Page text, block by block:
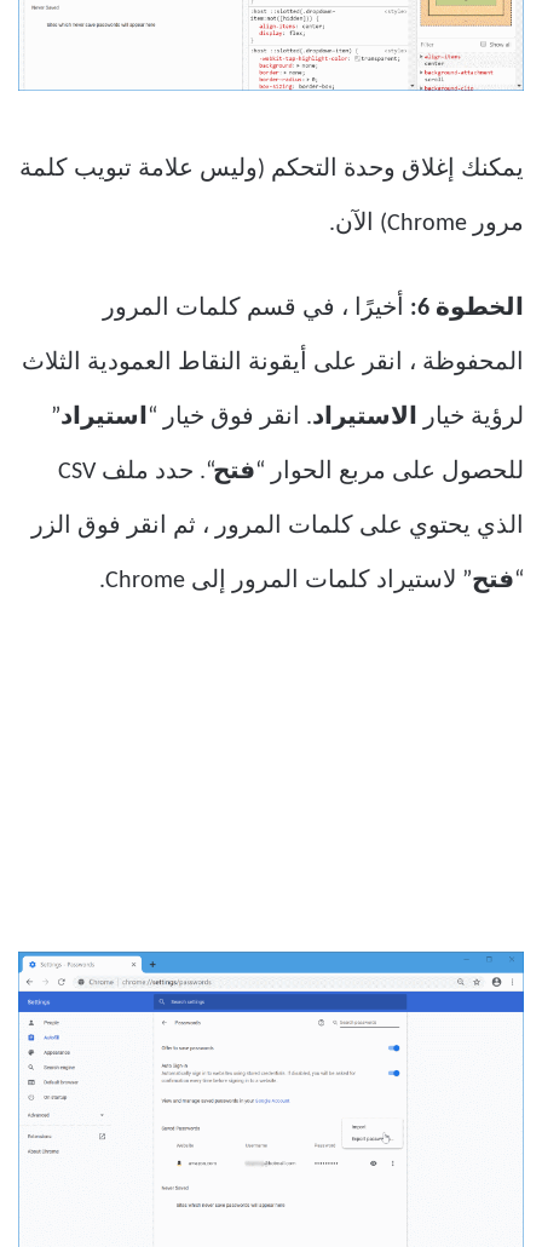
يمكنك إغلاق وحدة التحكم (وليس علامة تبويب كلمة
مرور Chrome) الآن.
الخطوة 6: أخيرًا ، في قسم كلمات المرور
المحفوظة ، انقر على أيقونة النقاط العمودية الثلاث
لرؤية خيار الاستيراد. انقر فوق خيار “ استيراد”
للحصول على مربع الحوار “فتح “. حدد ملف CSV
الذي يحتوي على كلمات المرور ، ثم انقر فوق الزر
“فتح” لاستيراد كلمات المرور إلى Chrome.